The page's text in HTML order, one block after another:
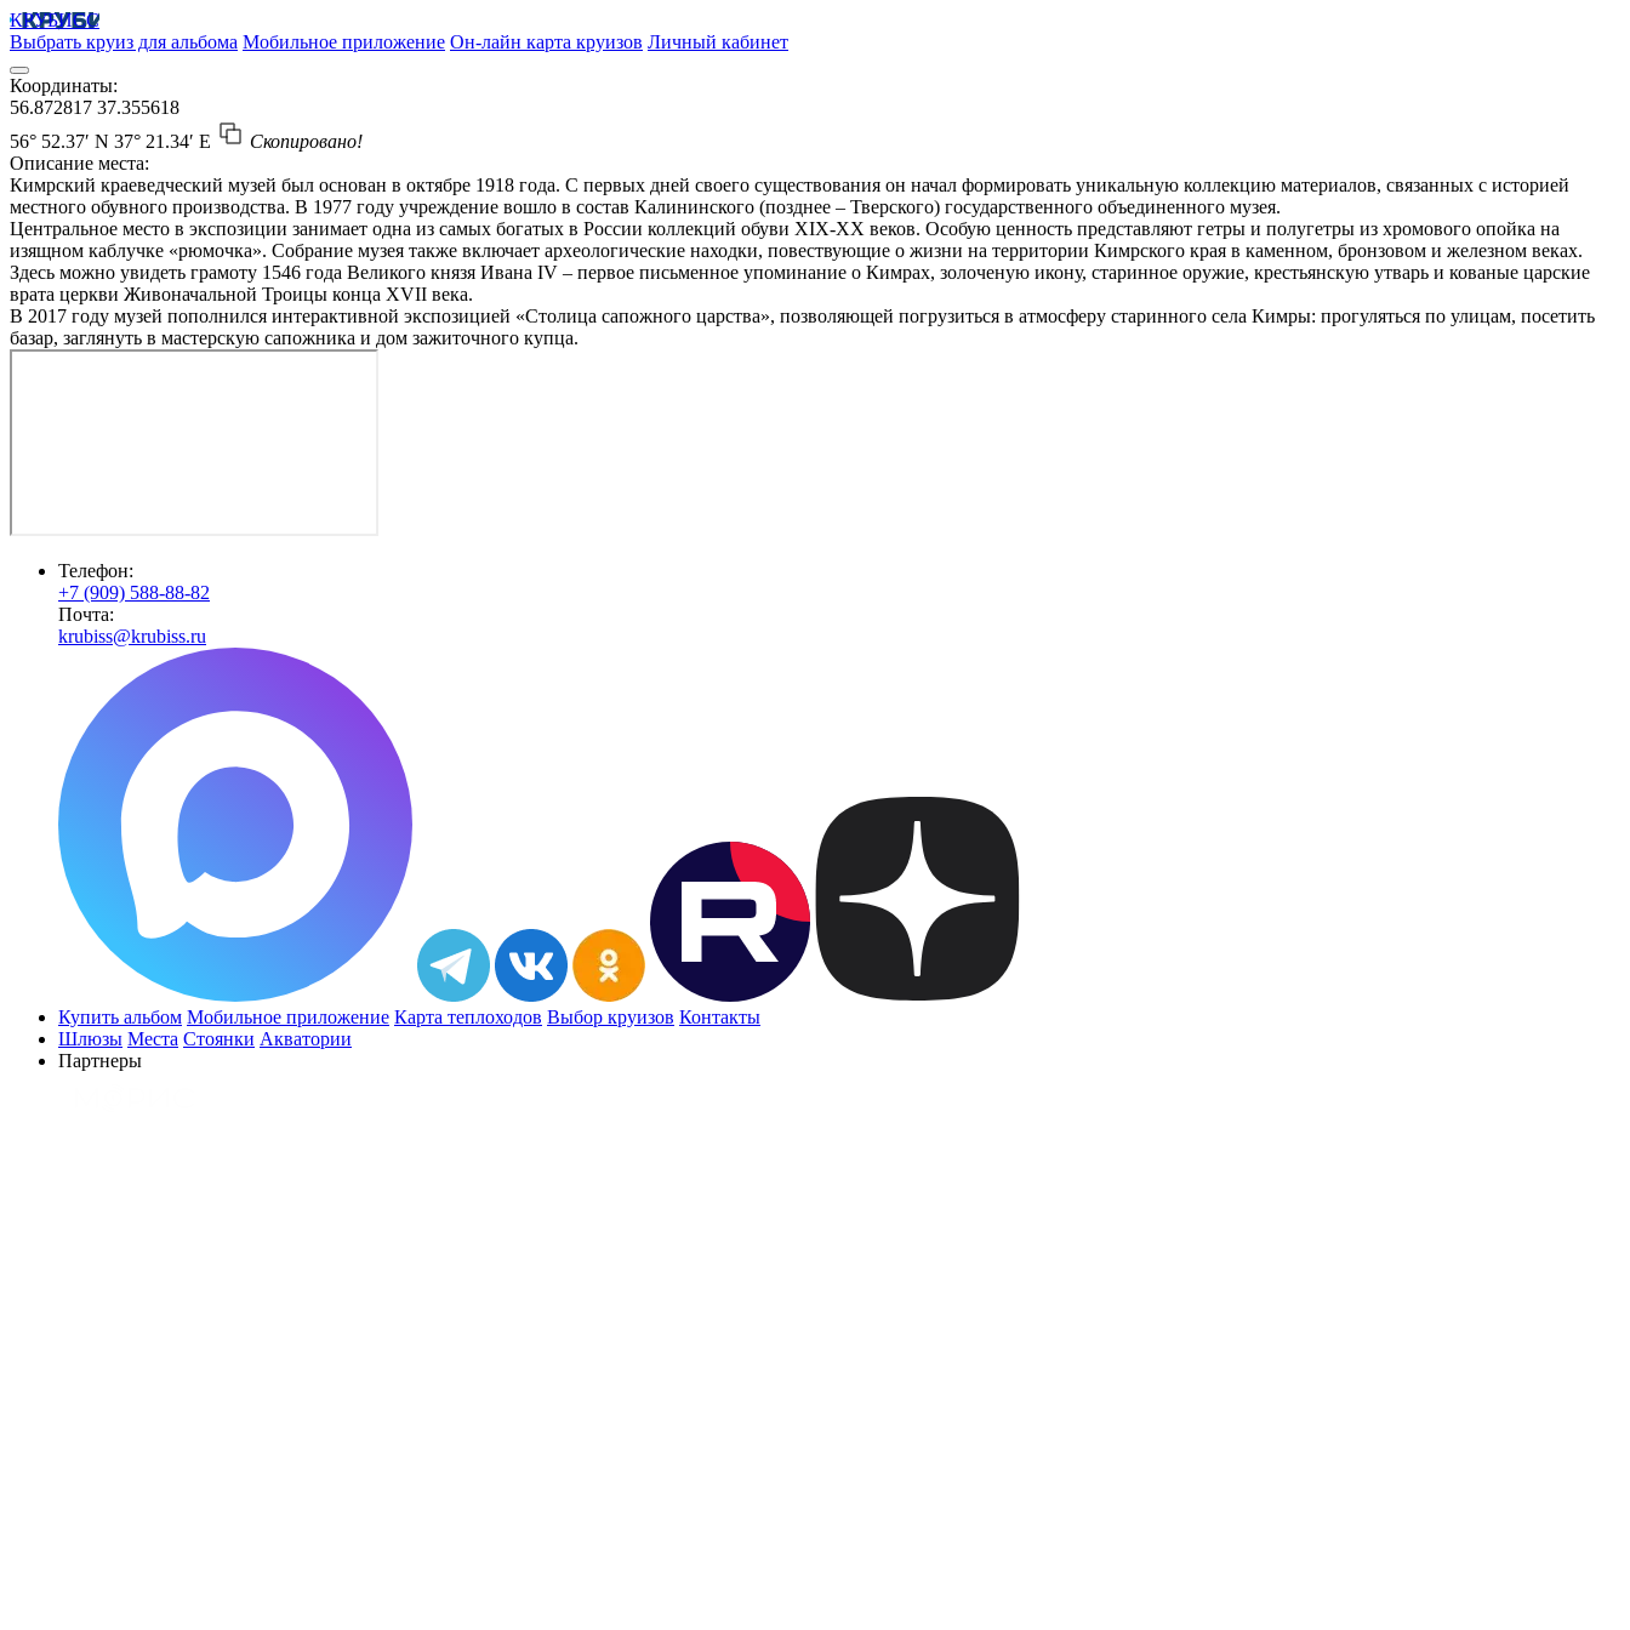
КРУБИСС
Выбрать круиз для альбома Мобильное приложение Он-лайн карта круизов Личный кабинет
Координаты:
56.872817 37.355618
56° 52.37′ N 37° 21.34′ E
Скопировано!
Описание места:
Кимрский краеведческий музей был основан в октябре 1918 года. С первых дней своего существования он начал формировать уникальную коллекцию материалов, связанных с историей
местного обувного производства. В 1977 году учреждение вошло в состав Калининского (позднее – Тверского) государственного объединенного музея.
Центральное место в экспозиции занимает одна из самых богатых в России коллекций обуви XIX-XX веков. Особую ценность представляют гетры и полугетры из хромового опойка на
изящном каблучке «рюмочка». Собрание музея также включает археологические находки, повествующие о жизни на территории Кимрского края в каменном, бронзовом и железном веках.
Здесь можно увидеть грамоту 1546 года Великого князя Ивана IV – первое письменное упоминание о Кимрах, золоченую икону, старинное оружие, крестьянскую утварь и кованые царские
врата церкви Живоначальной Троицы конца XVII века.
В 2017 году музей пополнился интерактивной экспозицией «Столица сапожного царства», позволяющей погрузиться в атмосферу старинного села Кимры: прогуляться по улицам, посетить
базар, заглянуть в мастерскую сапожника и дом зажиточного купца.
Телефон:
+7 (909) 588-88-82
Почта:
krubiss@krubiss.ru
Купить альбом Мобильное приложение Карта теплоходов Выбор круизов Контакты
Шлюзы Места Стоянки Акватории
Партнеры